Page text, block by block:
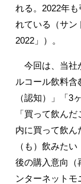
れる。2022年
れている（サン
2022」）。
今回は、当社
ルコール飲料含
（認知）」「3
「買って飲ん
内に買って飲ん
（も）飲みた
後の購入意向（
ンターネット